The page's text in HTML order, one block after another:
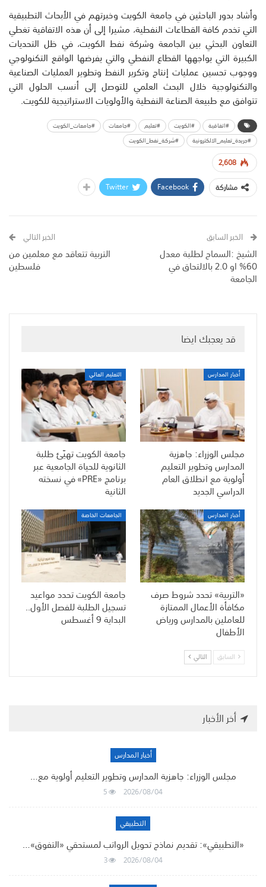
وأشاد بدور الباحثين في جامعة الكويت وخبرتهم في الأبحاث التطبيقية
التي تخدم كافة القطاعات النفطية، مشيرا إلى أن هذه الاتفاقية تغطي
التعاون البحثي بين الجامعة وشركة نفط الكويت، في ظل التحديات
الكبيرة التي يواجهها القطاع النفطي والتي يفرضها الواقع التكنولوجي
ووجوب تحسين عمليات إنتاج وتكرير النفط وتطوير العمليات الصناعية
والتكنولوجية خلال البحث العلمي للتوصل إلى أنسب الحلول التي
تتوافق مع طبيعة الصناعة النفطية والأولويات الاستراتيجية للكويت.
#اتفاقية #الكويت #تعليم #جامعات
#جامعات_الكويت
#جريدة_تعليم_الالكترونية
#شركة_نفط_الكويت
2,608
مشاركة
Facebook
Twitter
الخبر السابق
الشيخ :السماح لطلبة معدل
60% او 2.0 بالالتحاق في
الجامعة
الخبر التالي
التربية تتعاقد مع معلمين من
فلسطين
قد يعجبك ايضا
أخبار المدارس
مجلس الوزراء: جاهزية
المدارس وتطوير التعليم
أولوية مع انطلاق العام
الدراسي الجديد
التعليم العالي
جامعة الكويت تهيّئ طلبة
الثانوية للحياة الجامعية عبر
برنامج «PRE» في نسخته
الثانية
أخبار المدارس
«التربية» تحدد شروط صرف
مكافأة الأعمال الممتازة
للعاملين بالمدارس ورياض
الأطفال
الجامعات الخاصة
جامعة الكويت تحدد مواعيد
تسجيل الطلبة للفصل الأول..
البداية 9 أغسطس
السابق التالي
أخر الأخبار
أخبار المدارس
مجلس الوزراء: جاهزية المدارس وتطوير التعليم أولوية مع…
2026/08/04
5
التطبيقي
«التطبيقي»: تقديم نماذج تحويل الرواتب لمستحقي «التفوق»…
2026/08/04
3